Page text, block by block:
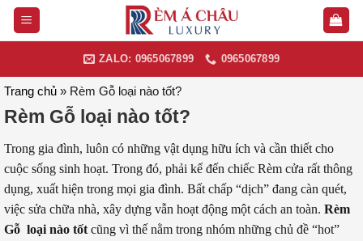
Skip
ZALO: 0965067899 0965067899
Trang chủ » Rèm Gỗ loại nào tốt?
Rèm Gỗ loại nào tốt?
Trong gia đình, luôn có những vật dụng hữu ích và cần thiết cho
cuộc sống sinh hoạt. Trong đó, phải kể đến chiếc Rèm cửa rất thông
dụng, xuất hiện trong mọi gia đình. Bất chấp “dịch” đang càn quét,
việc sửa chữa nhà, xây dựng vẫn hoạt động một cách an toàn. Rèm
Gỗ loại nào tốt cũng vì thế nằm trong nhóm những chủ đề “hot”